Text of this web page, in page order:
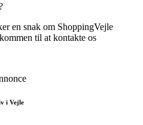
en snak om ShoppingVejle
til at kontakte os
i Vejle